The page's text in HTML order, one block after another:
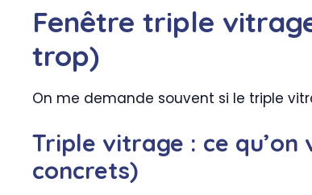
Fenêtre triple
trop)
On me demande souvent si le triple
Triple vitrage : ce
concrets)